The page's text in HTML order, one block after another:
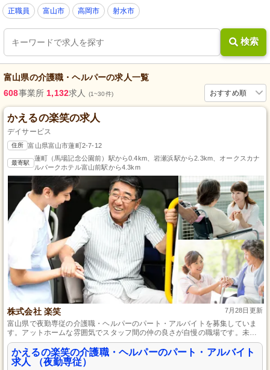
正職員 富山市 高岡市 射水市
検索
富山県の介護職・ヘルパーの求人一覧
おすすめ順
608事業所 1,132求人 (1~30件)
かえるの楽笑の求人
デイサービス
住所 富山県富山市蓮町2-7-12
最寄駅
蓮町（馬場記念公園前）駅から0.4km、岩瀬浜駅から2.3km、オークスカナ
ルパークホテル富山前駅から4.3km
株式会社 楽笑 7月28日更新
富山県で夜勤専従の介護職・ヘルパーのパート・アルバイトを募集していま
す。アットホームな雰囲気でスタッフ間の仲の良さが自慢の職場です。未経
験者も大歓迎で、先輩スタッフが丁寧にサポートするため、安心して成長で
きる環境が整っています。チームワークを大切にし、利用者さまの笑顔を支
えるやりがいのある仕事です。
かえるの楽笑の介護職・ヘルパーのパート・アルバイト
求人 （夜勤専従）